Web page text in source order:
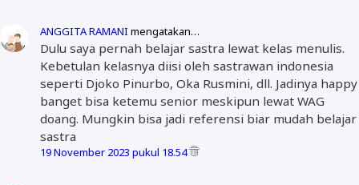
ANGGITA RAMANI mengatakan…
Dulu saya pernah belajar sastra lewat kelas menulis.
Kebetulan kelasnya diisi oleh sastrawan indonesia
seperti Djoko Pinurbo, Oka Rusmini, dll. Jadinya happy
banget bisa ketemu senior meskipun lewat WAG
doang. Mungkin bisa jadi referensi biar mudah belajar
sastra
19 November 2023 pukul 18.54